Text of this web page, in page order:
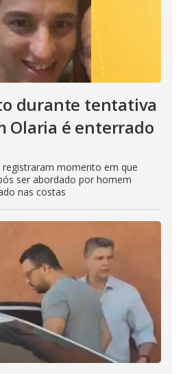
durante tentativa
Olaria é enterrado
registraram momento em que
ser abordado por homem
nas costas